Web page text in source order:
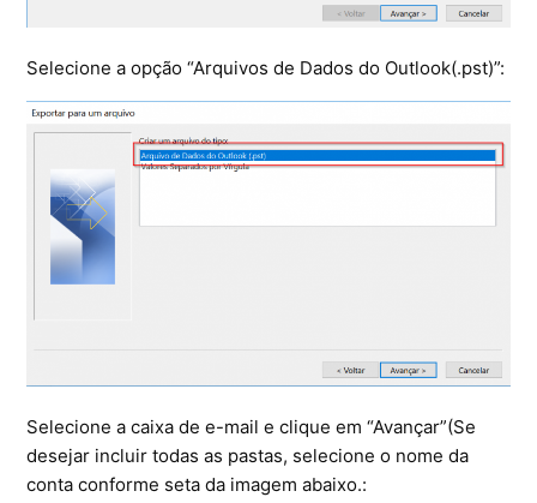
Selecione a opção “Arquivos de Dados do Outlook(.pst)”:
Selecione a caixa de e-mail e clique em “Avançar”(Se
desejar incluir todas as pastas, selecione o nome da
conta conforme seta da imagem abaixo.: